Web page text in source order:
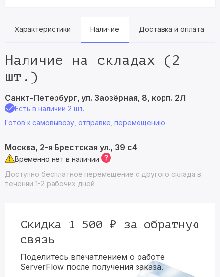
Характеристики Наличие Доставка и оплата
Наличие на складах (2
шт.)
Санкт-Петербург, ул. Заозёрная, 8, корп. 2Л
Есть в наличии 2 шт.
Готов к самовывозу, отправке, перемещению
Москва, 2-я Брестская ул., 39 с4
Временно нет в наличии
Доступно бесплатное перемещение с другого склада в
течении 1-2 рабочих дней
Скидка 1 500 ₽ за обратную
связь
Поделитесь впечатлением о работе
ServerFlow после получения заказа.